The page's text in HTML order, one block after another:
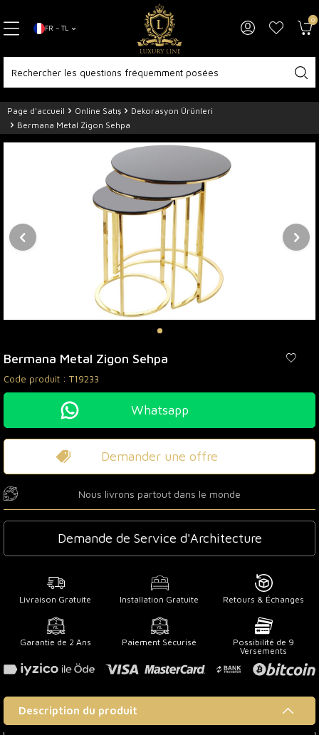
FR − TL
0
Page d'accueil Online Satış
Dekorasyon Ürünleri
Bermana Metal Zigon Sehpa
Bermana Metal Zigon Sehpa
Code produit : T19233
Whatsapp
Demander une offre
Nous livrons partout dans le monde
Demande de Service d'Architecture
Livraison Gratuite Installation Gratuite Retours & Échanges
Garantie de 2 Ans Paiement Sécurisé
Possibilité de 9
Versements
Description du produit